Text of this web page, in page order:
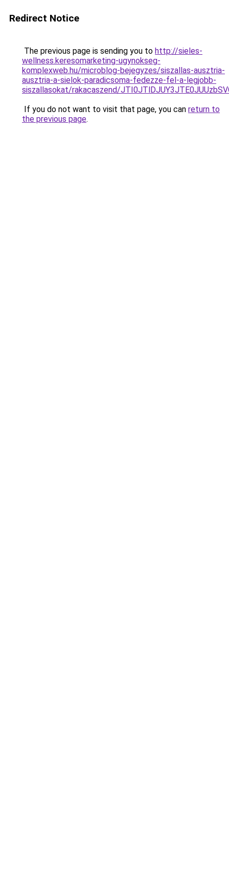
Redirect Notice
The previous page is sending you to http://sieles-
wellness.keresomarketing-ugynokseg-
komplexweb.hu/microblog-bejegyzes/siszallas-ausztria-
ausztria-a-sielok-paradicsoma-fedezze-fel-a-legjobb-
siszallasokat/rakacaszend/
If you do not want to visit that page, you can return to
the previous page.